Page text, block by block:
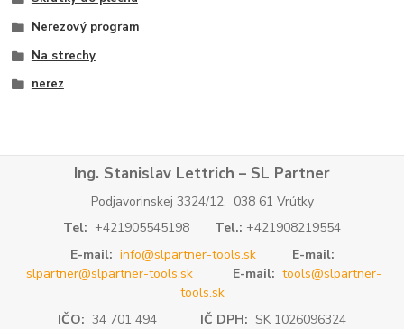
Nerezový program
Na strechy
nerez
Ing. Stanislav Lettrich – SL Partner
Podjavorinskej 3324/12, 038 61 Vrútky
Tel: +421905545198 Tel.: +421908219554
E-mail: info@slpartner-tools.sk
E-mail:
slpartner@slpartner-tools.sk
E-mail: tools@slpartner-
tools.sk
IČO: 34 701 494 IČ DPH: SK 1026096324